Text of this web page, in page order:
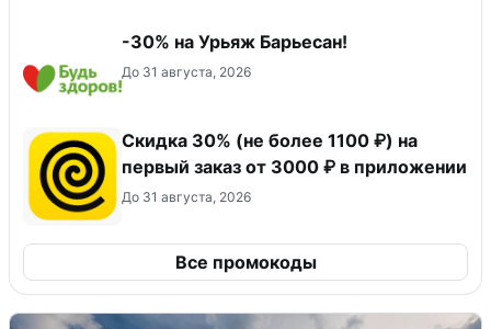
-30% на Урьяж Барьесан!
До 31 августа, 2026
Скидка 30% (не более 1100 ₽) на
первый заказ от 3000 ₽ в приложении
До 31 августа, 2026
Все промокоды